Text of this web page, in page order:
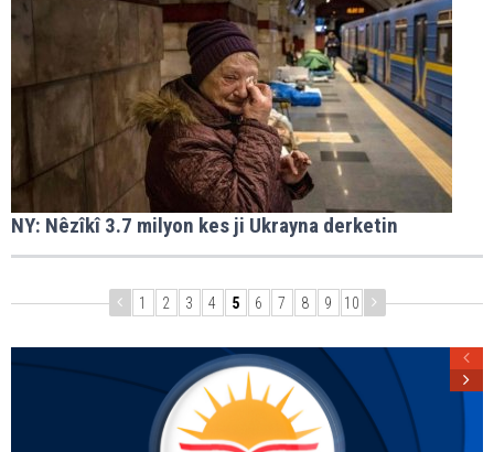
NY: Nêzîkî 3.7 milyon kes ji Ukrayna derketin
1 2 3 4 5 6 7 8 9 10